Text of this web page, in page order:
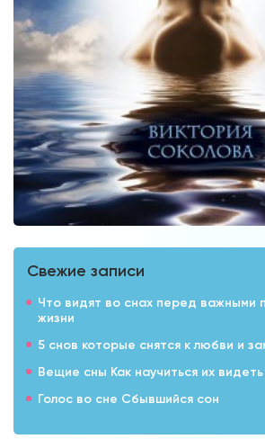
Свежие записи
Что видят во снах перед важными
жизни
5 снов которые снятся к любви и
Вещие сны Как научиться их видеть
Голос во сне Сбывшийся сон